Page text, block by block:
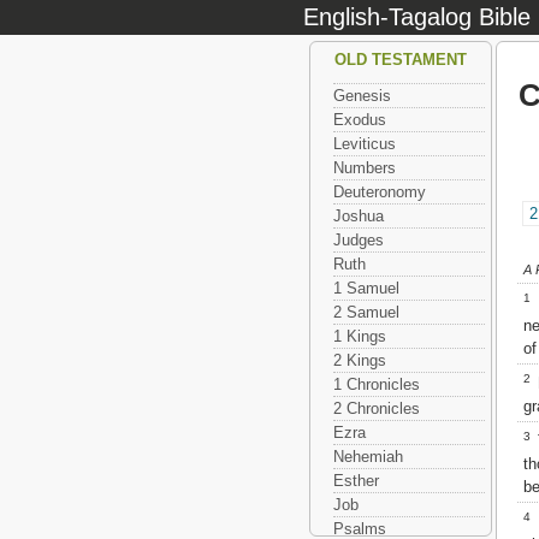
English-Tagalog Bible
A
1
of
2
3
4
OLD TESTAMENT
Genesis
Exodus
Leviticus
Numbers
Deuteronomy
Joshua
Judges
Ruth
1 Samuel
2 Samuel
1 Kings
2 Kings
1 Chronicles
2 Chronicles
Ezra
Nehemiah
Esther
Job
Psalms